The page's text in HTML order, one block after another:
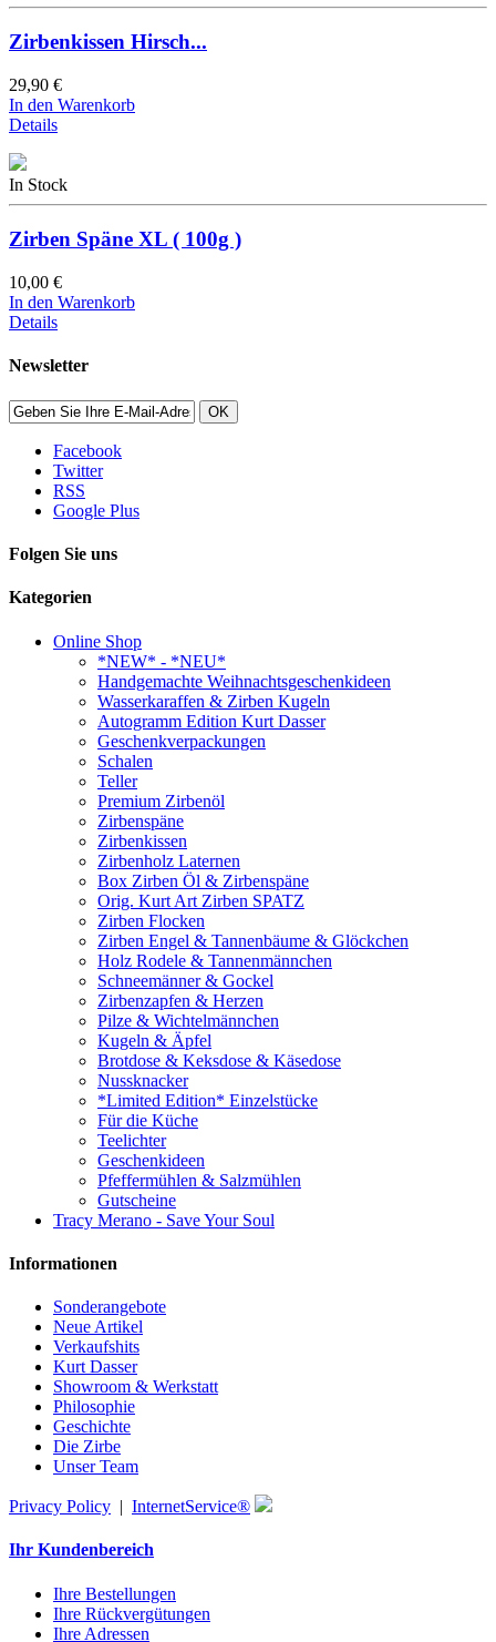
Zirbenkissen Hirsch...
29,90 €
In den Warenkorb
Details
In Stock
Zirben Späne XL ( 100g )
10,00 €
In den Warenkorb
Details
Newsletter
OK
Facebook
Twitter
RSS
Google Plus
Folgen Sie uns
Kategorien
Online Shop
*NEW* - *NEU*
Handgemachte Weihnachtsgeschenkideen
Wasserkaraffen & Zirben Kugeln
Autogramm Edition Kurt Dasser
Geschenkverpackungen
Schalen
Teller
Premium Zirbenöl
Zirbenspäne
Zirbenkissen
Zirbenholz Laternen
Box Zirben Öl & Zirbenspäne
Orig. Kurt Art Zirben SPATZ
Zirben Flocken
Zirben Engel & Tannenbäume & Glöckchen
Holz Rodele & Tannenmännchen
Schneemänner & Gockel
Zirbenzapfen & Herzen
Pilze & Wichtelmännchen
Kugeln & Äpfel
Brotdose & Keksdose & Käsedose
Nussknacker
*Limited Edition* Einzelstücke
Für die Küche
Teelichter
Geschenkideen
Pfeffermühlen & Salzmühlen
Gutscheine
Tracy Merano - Save Your Soul
Informationen
Sonderangebote
Neue Artikel
Verkaufshits
Kurt Dasser
Showroom & Werkstatt
Philosophie
Geschichte
Die Zirbe
Unser Team
Privacy Policy | InternetService®
Ihr Kundenbereich
Ihre Bestellungen
Ihre Rückvergütungen
Ihre Adressen